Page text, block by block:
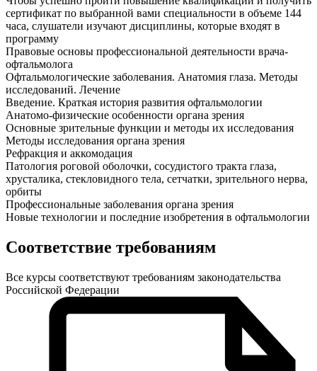
сертификат по выбранной вами специальности в объеме 144
часа, слушатели изучают дисциплины, которые входят в
программу
Правовые основы профессиональной деятельности врача-
офтальмолога
Офтальмологические заболевания. Анатомия глаза. Методы
исследований. Лечение
Введение. Краткая история развития офтальмологии
Анатомо-физические особенности органа зрения
Основные зрительные функции и методы их исследования
Методы исследования органа зрения
Рефракция и аккомодация
Патология роговой оболочки, сосудистого тракта глаза,
хрусталика, стекловидного тела, сетчатки, зрительного нерва,
орбиты
Профессиональные заболевания органа зрения
Новые технологии и последние изобретения в офтальмологии
Соответствие требованиям
Все курсы соответствуют требованиям законодательства
Российской Федерации